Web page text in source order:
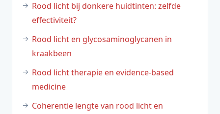
Rood licht bij donkere huidtinten: zelfde
effectiviteit?
Rood licht en glycosaminoglycanen in
kraakbeen
Rood licht therapie en evidence-based
medicine
Coherentie lengte van rood licht en